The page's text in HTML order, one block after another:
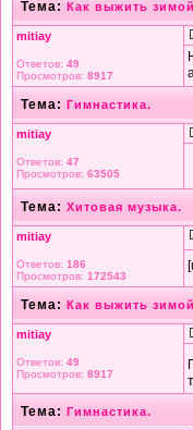
Тема: Как выжить
mitiay
Ответов: 49
Просмотров: 8917
Тема: Гимнастика.
mitiay
Ответов: 47
Просмотров: 63505
Тема: Хитовая музыка.
mitiay
Ответов: 186
Просмотров: 172543
Тема: Как выжить
mitiay
Ответов: 49
Просмотров: 8917
Тема: Гимнастика.